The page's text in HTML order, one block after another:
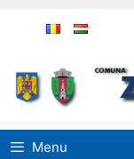
Menu